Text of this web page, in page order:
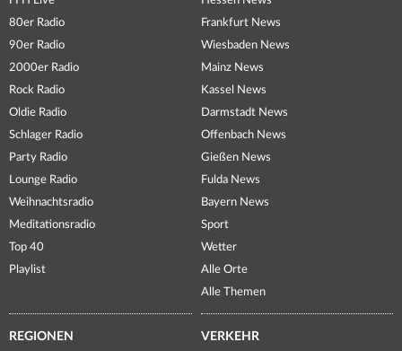
80er Radio
90er Radio
2000er Radio
Rock Radio
Oldie Radio
Schlager Radio
Party Radio
Lounge Radio
Weihnachtsradio
Meditationsradio
Top 40
Playlist
Frankfurt News
Wiesbaden News
Mainz News
Kassel News
Darmstadt News
Offenbach News
Gießen News
Fulda News
Bayern News
Sport
Wetter
Alle Orte
Alle Themen
REGIONEN VERKEHR